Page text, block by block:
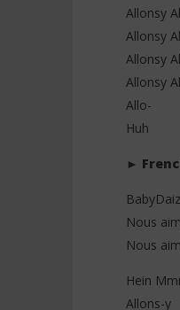
Allonsy
Allonsy
Allonsy
Allonsy
Allo-
Huh
►
Nous
Nous
Hein
Allons-y